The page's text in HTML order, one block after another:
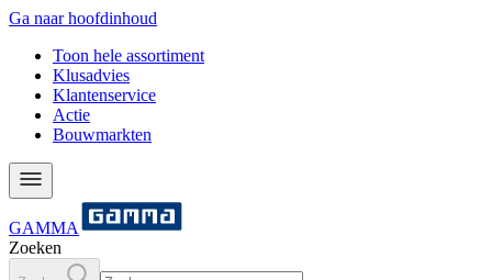
Ga naar hoofdinhoud
Toon hele assortiment
Klusadvies
Klantenservice
Actie
Bouwmarkten
GAMMA
Zoeken